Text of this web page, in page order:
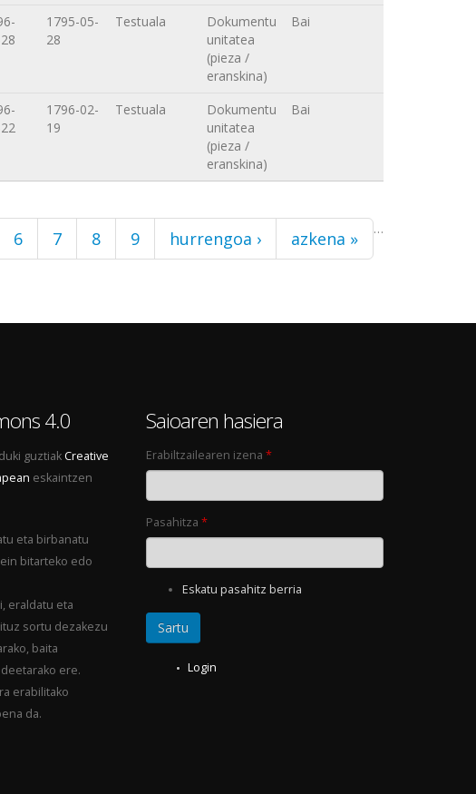
1795-05-
28
Testuala
Dokumentu
unitatea
(pieza /
eranskina)
Bai
1796-02-
19
Testuala
Dokumentu
unitatea
(pieza /
eranskina)
Bai
6 7 8 9 …
hurrengoa › azkena »
4.0
guztiakCreative
eskaintzen
eta birbanatu
bitarteko edo
eraldatu eta
sortu dezakezu
baita
ere.
erabilitako
da.
Saioaren hasiera
Erabiltzailearen izena *
Pasahitza *
Eskatu pasahitz berria
Login